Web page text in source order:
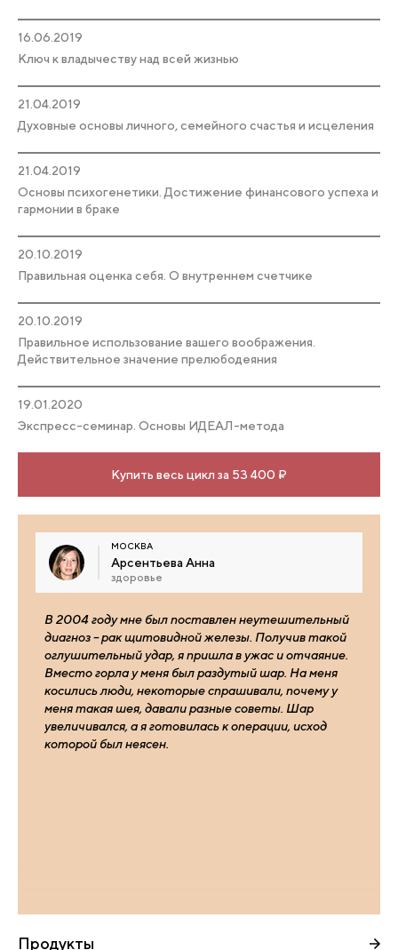
16.06.2019
Ключ к владычеству над всей жизнью
21.04.2019
Духовные основы личного, семейного счастья и исцеления
21.04.2019
Основы психогенетики. Достижение финансового успеха и
гармонии в браке
20.10.2019
Правильная оценка себя. О внутреннем счетчике
20.10.2019
Правильное использование вашего воображения.
Действительное значение прелюбодеяния
19.01.2020
Экспресс-семинар. Основы ИДЕАЛ-метода
Купить весь цикл за 53 400 ₽
МОСКВА
Арсентьева Анна
здоровье
В 2004 году мне был поставлен неутешительный
диагноз – рак щитовидной железы. Получив такой
оглушительный удар, я пришла в ужас и отчаяние.
Вместо горла у меня был раздутый шар. На меня
косились люди, некоторые спрашивали, почему у
меня такая шея, давали разные советы. Шар
увеличивался, а я готовилась к операции, исход
которой был неясен.
Продукты